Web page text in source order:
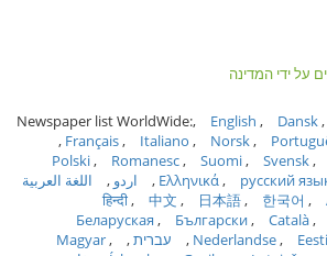
על ידי המדינה
Newspaper list WorldWide: English Dansk
Français
Italiano Norsk
Polski
Romanesc Suomi Svensk
Ελληνικά
русский اردو
اللغة العربية
हिन्दी
中文 日本語 한국어
Беларуская
Български Català
Nederlandse
Eesti עברית
Magyar